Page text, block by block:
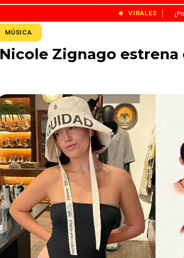
VIRALES
MÚSICA
Nicole Zignago estrena